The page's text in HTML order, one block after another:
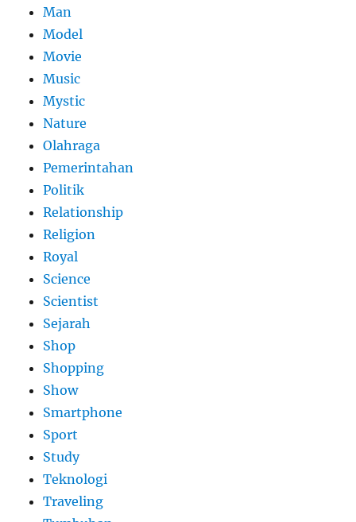
Man
Model
Movie
Music
Mystic
Nature
Olahraga
Pemerintahan
Politik
Relationship
Religion
Royal
Science
Scientist
Sejarah
Shop
Shopping
Show
Smartphone
Sport
Study
Teknologi
Traveling